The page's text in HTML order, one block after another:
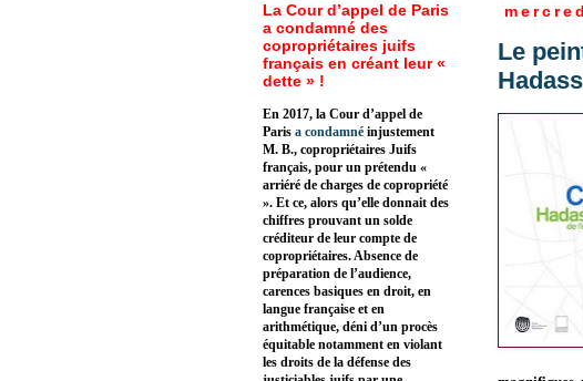
Le
La Cour d’appel de Paris
a condamné des
copropriétaires juifs
français en créant leur «
dette » !
En 2017, la Cour d’appel de
Paris a condamné injustement
M. B., copropriétaires Juifs
français, pour un prétendu «
arriéré de charges de copropriété
». Et ce, alors qu’elle donnait des
chiffres prouvant un solde
créditeur de leur compte de
copropriétaires. Absence de
préparation de l’audience,
carences basiques en droit, en
langue française et en
arithmétique, déni d’un procès
équitable notamment en violant
les droits de la défense des